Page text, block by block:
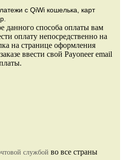
с QiWi кошелька, карт
данного способа оплаты вам
оплату непосредственно на
на странице оформления
ввести свой Payoneer email
службой во все страны